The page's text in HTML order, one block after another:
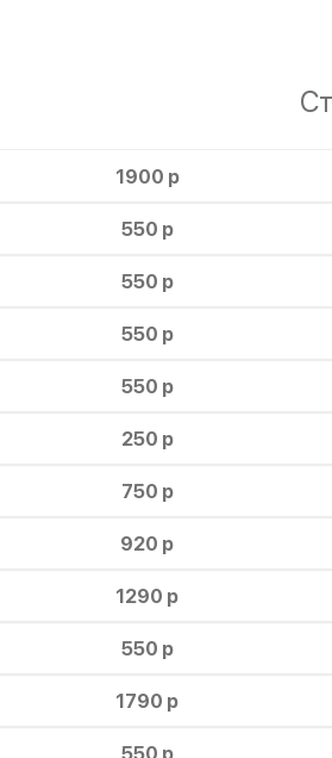
1900 р
550 р
550 р
550 р
550 р
250 р
750 р
920 р
1290 р
550 р
1790 р
550 р